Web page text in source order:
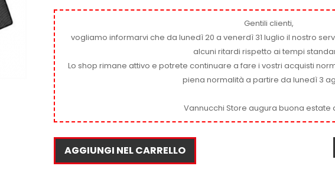
Gentili clienti,
vogliamo informarvi che da lunedì 20 a venerdì 31 luglio il nostro
alcuni ritardi rispetto ai tempi
Lo shop rimane attivo e potrete continuare a fare i vostri acquisti
piena normalità a partire da lunedì 3
Vannucchi Store augura buona estate
AGGIUNGI NEL CARRELLO